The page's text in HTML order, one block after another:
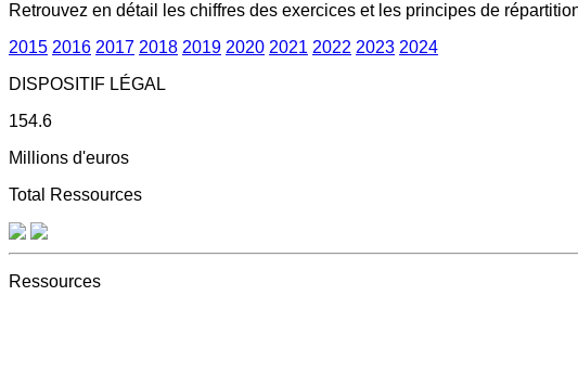
Retrouvez en détail les chiffres des exercices et les principes de
2015 2016 2017 2018 2019 2020 2021 2022 2023 2024
DISPOSITIF LÉGAL
154.6
Millions d'euros
Total Ressources
Ressources